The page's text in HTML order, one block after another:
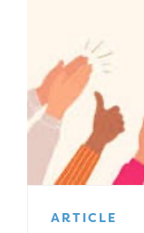
ARTICLE